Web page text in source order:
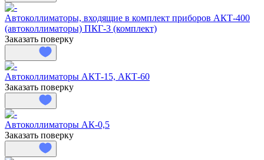
Автоколлиматоры, входящие в комплект приборов АКТ-400
(автоколлиматоры) ПКГ-3 (комплект)
Заказать поверку
Автоколлиматоры АКТ-15, АКТ-60
Заказать поверку
Автоколлиматоры АК-0,5
Заказать поверку